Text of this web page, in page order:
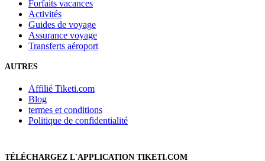
Forfaits vacances
Activités
Guides de voyage
Assurance voyage
Transferts aéroport
AUTRES
Affilié Tiketi.com
Blog
termes et conditions
Politique de confidentialité
TÉLÉCHARGEZ L'APPLICATION TIKETI.COM